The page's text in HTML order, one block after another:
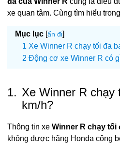
xe quan tâm. Cùng tìm hiểu
Mục lục [ẩn đi]
Xe Winner R chạy tối đa
Động cơ xe Winner R có
1. Xe Winner R chạy
km/h?
Thông tin xe Winner R chạy tối
không được hãng Honda công